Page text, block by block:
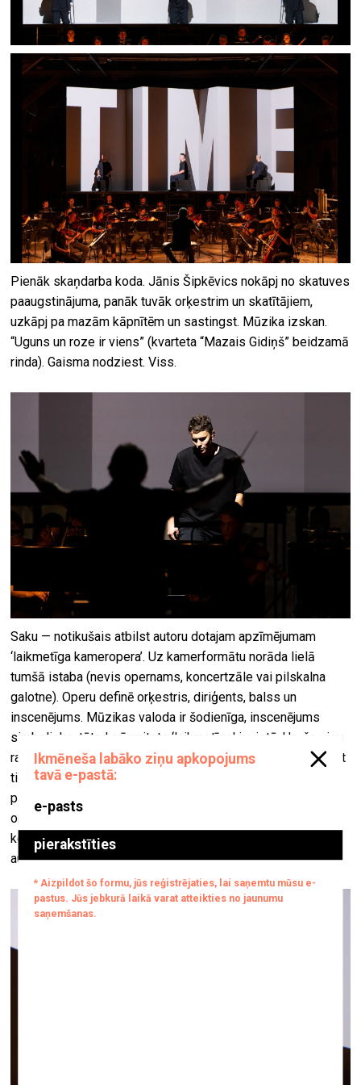
Pienāk skaņdarba koda. Jānis Šipkēvics nokāpj no skatuves
paaugstinājuma, panāk tuvāk orķestrim un skatītājiem,
uzkāpj pa mazām kāpnītēm un sastingst. Mūzika izskan.
“Uguns un roze ir viens” (kvarteta “Mazais Gidiņš” beidzamā
rinda). Gaisma nodziest. Viss.
Saku — notikušais atbilst autoru dotajam apzīmējumam
‘laikmetīga kameropera’. Uz kamerformātu norāda lielā
tumšā istaba (nevis opernams, koncertzāle vai pilskalna
galotne). Operu definē orķestris, diriģents, balss un
inscenējums. Mūzikas valoda ir šodienīga, inscenējums
simbolisks, tātad arī epitets ‘laikmetīgs' ir vietā. Un, šo visu
rakstot, atskārstu, ka taisnojos, mēģinot priekšlaikus oponēt
tiem, kas, iespējams, teiks — nekādas operas te nav. Bet tā
pasena tēma. Kas ir un kas nav simfonija? Kas ir un kas nav
opera? Atbilde, iespējams, atkarīga no tā, ko gaidām no
konkrētā mākslasdarba un ko realitātē sagaidām. Šī teksta
autors saņēma to, ko gaidīja, un vēl daudz vairāk.